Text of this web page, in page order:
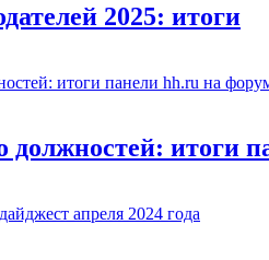
2025: итоги
должностей: итоги